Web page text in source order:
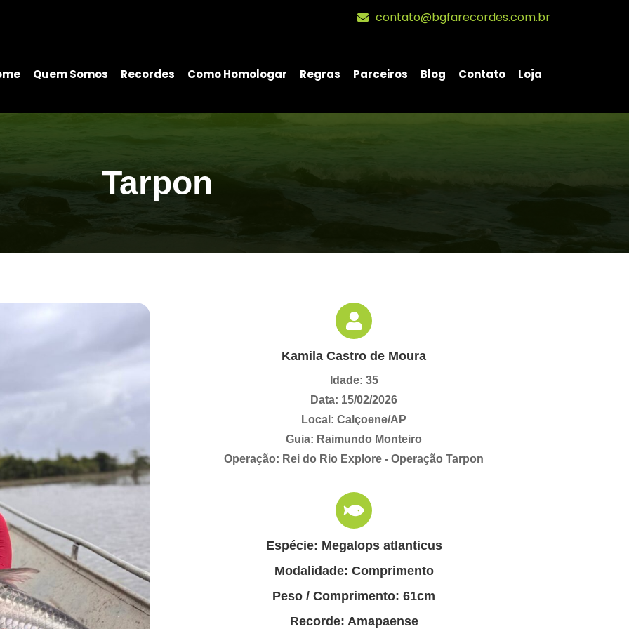
contato@bgfarecordes.com.br
Quem Somos Recordes Como Homologar Regras Parceiros Blog Contato Loja
Tarpon
Kamila Castro de Moura
Idade: 35
Data: 15/02/2026
Local: Calçoene/AP
Guia: Raimundo Monteiro
Operação: Rei do Rio Explore - Operação Tarpon
Espécie: Megalops atlanticus
Modalidade: Comprimento
Peso / Comprimento: 61cm
Recorde: Amapaense